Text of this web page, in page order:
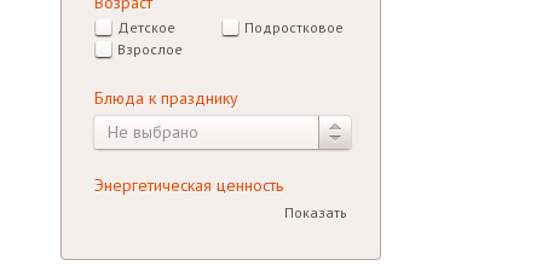
Детское
Подростковое
Взрослое
Блюда к празднику
Не выбрано
Энергетическая ценность
Показать